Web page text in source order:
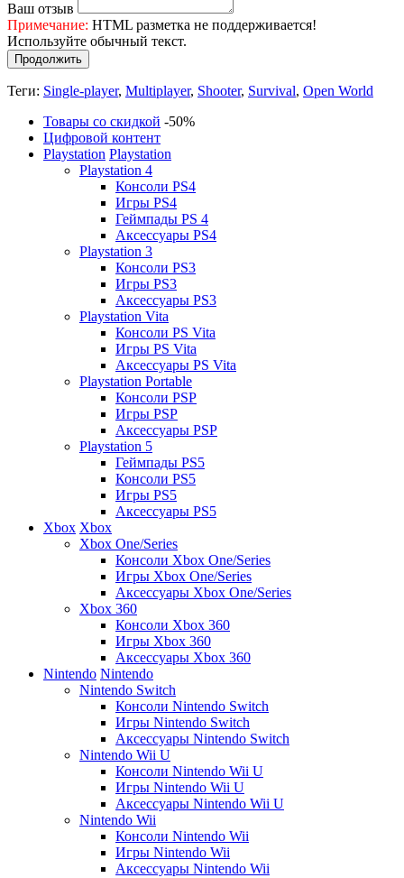
Ваш отзыв
Примечание: HTML разметка не поддерживается!
Используйте обычный текст.
Продолжить
Теги: Single-player, Multiplayer, Shooter, Survival, Open World
Товары со скидкой -50%
Цифровой контент
Playstation Playstation
Playstation 4
Консоли PS4
Игры PS4
Геймпады PS 4
Аксессуары PS4
Playstation 3
Консоли PS3
Игры PS3
Аксессуары PS3
Playstation Vita
Консоли PS Vita
Игры PS Vita
Аксессуары PS Vita
Playstation Portable
Консоли PSP
Игры PSP
Аксессуары PSP
Playstation 5
Геймпады PS5
Консоли PS5
Игры PS5
Аксессуары PS5
Xbox Xbox
Xbox One/Series
Консоли Xbox One/Series
Игры Xbox One/Series
Аксессуары Xbox One/Series
Xbox 360
Консоли Xbox 360
Игры Xbox 360
Аксессуары Xbox 360
Nintendo Nintendo
Nintendo Switch
Консоли Nintendo Switch
Игры Nintendo Switch
Аксессуары Nintendo Switch
Nintendo Wii U
Консоли Nintendo Wii U
Игры Nintendo Wii U
Аксессуары Nintendo Wii U
Nintendo Wii
Консоли Nintendo Wii
Игры Nintendo Wii
Аксессуары Nintendo Wii